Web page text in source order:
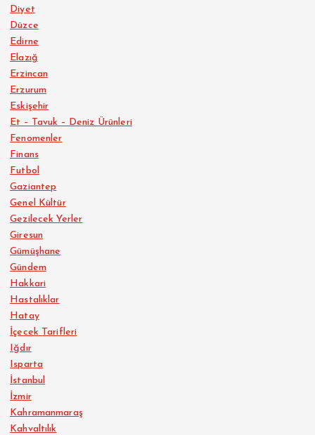
Diyet
Düzce
Edirne
Elazığ
Erzincan
Erzurum
Eskişehir
Et – Tavuk – Deniz Ürünleri
Fenomenler
Finans
Futbol
Gaziantep
Genel Kültür
Gezilecek Yerler
Giresun
Gümüşhane
Gündem
Hakkari
Hastalıklar
Hatay
İçecek Tarifleri
Iğdır
Isparta
İstanbul
İzmir
Kahramanmaraş
Kahvaltılık